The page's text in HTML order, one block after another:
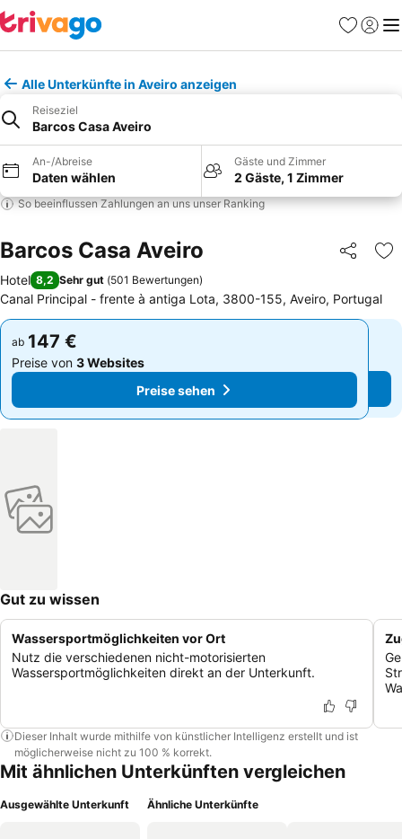
Favoriten
Alle Unterkünfte in Aveiro anzeigen
Reiseziel
Barcos Casa Aveiro
An-/Abreise
Daten wählen
Gäste und Zimmer
2 Gäste, 1 Zimmer
So beeinflussen Zahlungen an uns unser Ranking
Barcos Casa Aveiro Teilen
Hotel 8,2 Sehr gut (501 Bewertungen)
Canal Principal - frente à antiga Lota, 3800-155, Aveiro, Portugal
ab 147 €
Preise von 3 Websites
Preise sehen
ab 147 €
Preise von 3 Websites
Preise sehen
Gut zu wissen
Wassersportmöglichkeiten vor Ort
Nutz die verschiedenen nicht-motorisierten
Wassersportmöglichkeiten direkt an der Unterkunft.
Dieser Inhalt wurde mithilfe von künstlicher Intelligenz erstellt und ist
möglicherweise nicht zu 100 % korrekt.
Mit ähnlichen Unterkünften vergleichen
Ausgewählte Unterkunft Ähnliche Unterkünfte